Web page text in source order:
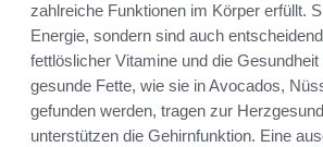
zahlreiche Funktionen im Körper erfüllt.
Energie, sondern sind auch
fettlöslicher Vitamine und die
gesunde Fette, wie sie in Avocados,
gefunden werden, tragen zur
unterstützen die Gehirnfunktion. Eine